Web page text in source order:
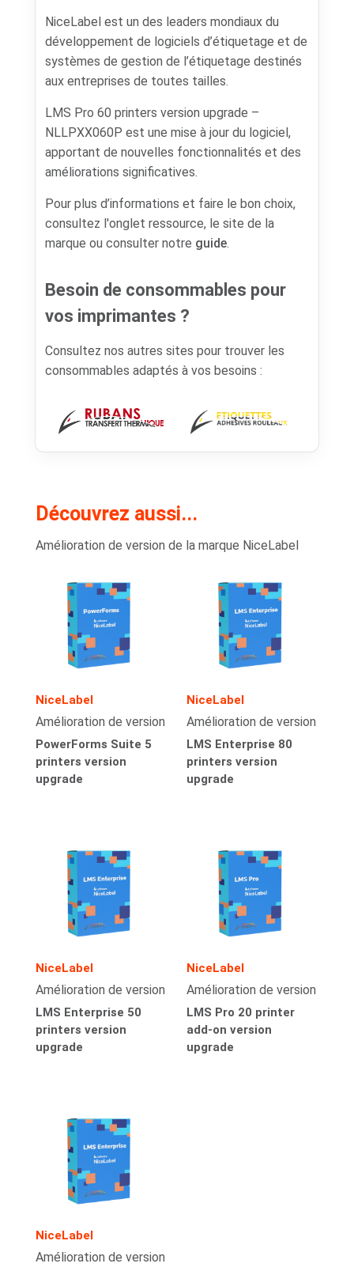
NiceLabel est un des leaders mondiaux du
développement de logiciels d’étiquetage et de
systèmes de gestion de l’étiquetage destinés
aux entreprises de toutes tailles.
LMS Pro 60 printers version upgrade –
NLLPXX060P est une mise à jour du logiciel,
apportant de nouvelles fonctionnalités et des
améliorations significatives.
Pour plus d’informations et faire le bon choix,
consultez l'onglet ressource, le site de la
marque ou consulter notre guide.
Besoin de consommables pour
vos imprimantes ?
Consultez nos autres sites pour trouver les
consommables adaptés à vos besoins :
Découvrez aussi...
Amélioration de version de la marque NiceLabel
NiceLabel
Amélioration de version
PowerForms Suite 5
printers version
upgrade
NiceLabel
Amélioration de version
LMS Enterprise 80
printers version
upgrade
NiceLabel
Amélioration de version
LMS Enterprise 50
printers version
upgrade
NiceLabel
Amélioration de version
LMS Pro 20 printer
add-on version
upgrade
NiceLabel
Amélioration de version